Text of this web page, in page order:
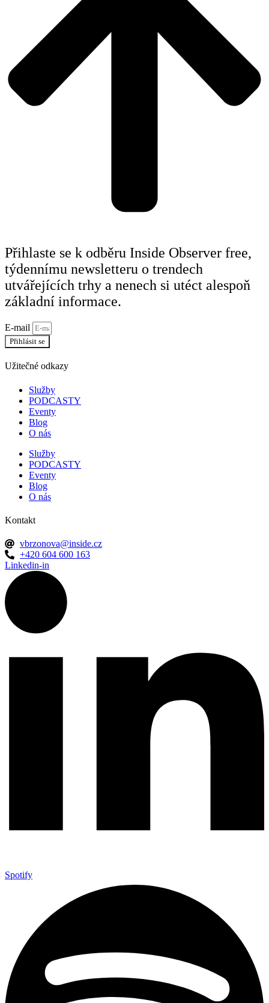
Přihlaste se k odběru Inside Observer free,
týdennímu newsletteru o trendech
utvářejících trhy a nenech si utéct alespoň
základní informace.
E-mail
Přihlásit se
Užitečné odkazy
Služby
PODCASTY
Eventy
Blog
O nás
Služby
PODCASTY
Eventy
Blog
O nás
Kontakt
vbrzonova@inside.cz
+420 604 600 163
Linkedin-in
Spotify